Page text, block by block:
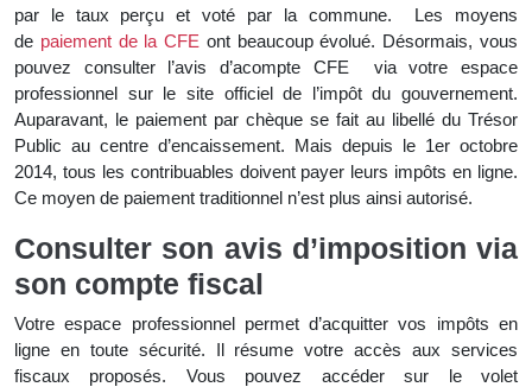
par le taux perçu et voté par la commune. Les moyens
de paiement de la CFE ont beaucoup évolué. Désormais, vous
pouvez consulter l’avis d’acompte CFE via votre espace
professionnel sur le site officiel de l’impôt du gouvernement.
Auparavant, le paiement par chèque se fait au libellé du Trésor
Public au centre d’encaissement. Mais depuis le 1er octobre
2014, tous les contribuables doivent payer leurs impôts en ligne.
Ce moyen de paiement traditionnel n’est plus ainsi autorisé.
Consulter son avis d’imposition via
son compte fiscal
Votre espace professionnel permet d’acquitter vos impôts en
ligne en toute sécurité. Il résume votre accès aux services
fiscaux proposés. Vous pouvez accéder sur le volet